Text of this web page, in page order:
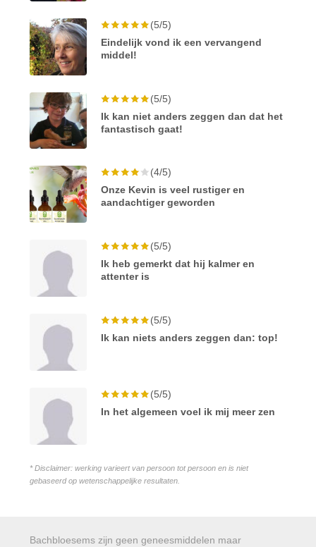
(5/5)
Eindelijk vond ik een vervangend
middel!
(5/5)
Ik kan niet anders zeggen dan dat het
fantastisch gaat!
(4/5)
Onze Kevin is veel rustiger en
aandachtiger geworden
(5/5)
Ik heb gemerkt dat hij kalmer en
attenter is
(5/5)
Ik kan niets anders zeggen dan: top!
(5/5)
In het algemeen voel ik mij meer zen
* Disclaimer: werking varieert van persoon tot persoon en is niet
gebaseerd op wetenschappelijke resultaten.
Bachbloesems zijn geen geneesmiddelen maar